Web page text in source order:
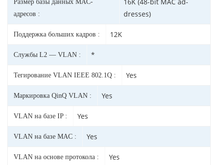
Размер базы данных MAC-
адресов :
dresses)
Поддержка больших кадров : 12K
Службы L2 — VLAN : *
Тегирование VLAN IEEE 802.1Q : Yes
Маркировка QinQ VLAN : Yes
VLAN на базе IP : Yes
VLAN на базе MAC : Yes
VLAN на основе протокола : Yes